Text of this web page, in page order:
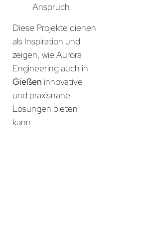
Anspruch.
Diese Projekte dienen
als Inspiration und
zeigen, wie Aurora
Engineering auch in
Gießen innovative
und praxisnahe
Lösungen bieten
kann.